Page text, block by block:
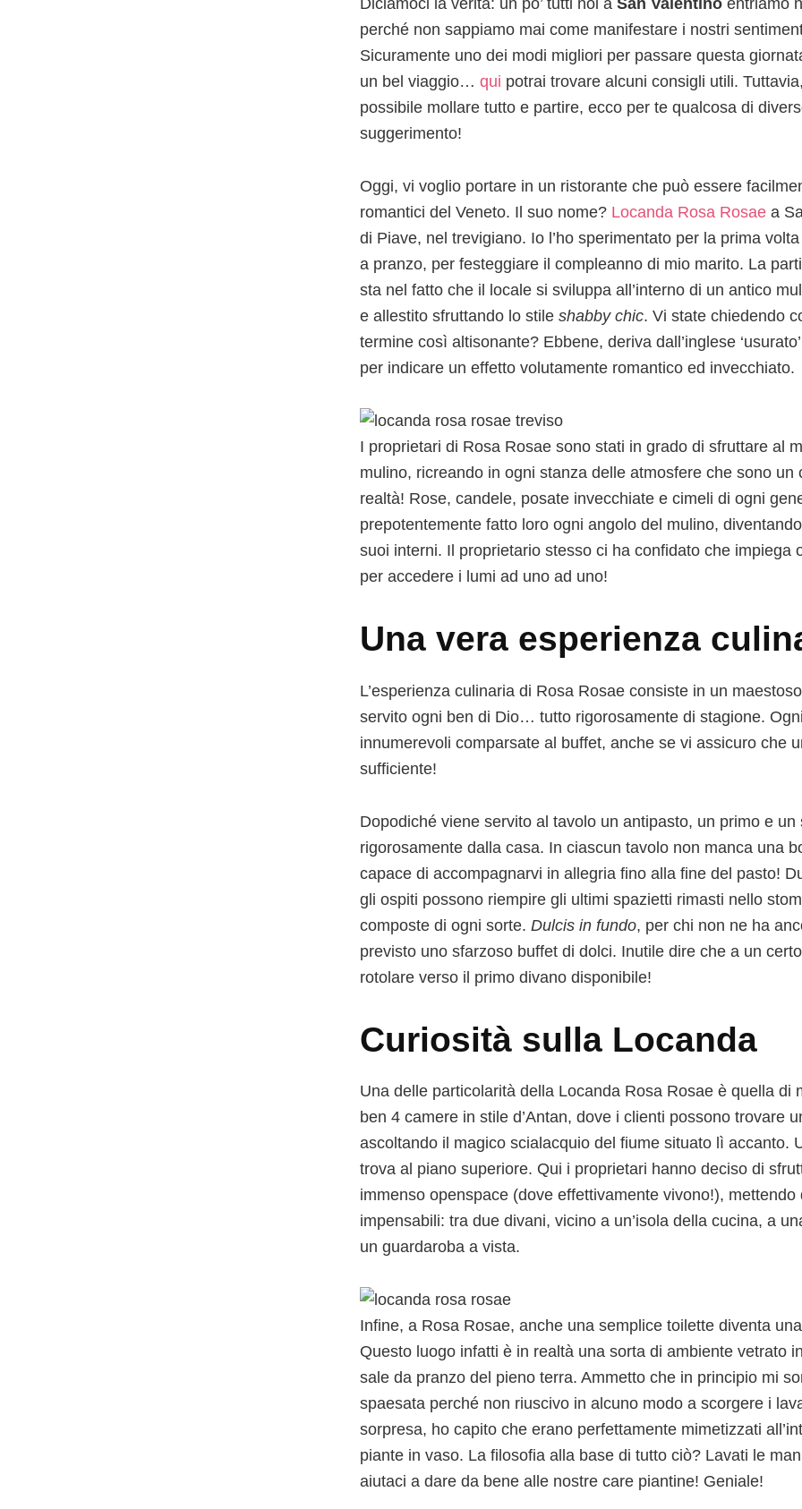
Diciamoci la verità: un po’ tutti noi a San Valentino entriamo
perché non sappiamo mai come manifestare i nostri
Sicuramente uno dei modi migliori per passare questa
un bel viaggio… qui potrai trovare alcuni consigli utili.
possibile mollare tutto e partire, ecco per te qualcosa di
suggerimento!
Oggi, vi voglio portare in un ristorante che può essere
romantici del Veneto. Il suo nome? Locanda Rosa Rosae a
di Piave, nel trevigiano. Io l’ho sperimentato per la prima
a pranzo, per festeggiare il compleanno di mio marito. La
sta nel fatto che il locale si sviluppa all’interno di un antico
e allestito sfruttando lo stile shabby chic. Vi state chiedendo
termine così altisonante? Ebbene, deriva dall’inglese
per indicare un effetto volutamente romantico ed invecchiato.
I proprietari di Rosa Rosae sono stati in grado di sfruttare al
mulino, ricreando in ogni stanza delle atmosfere che sono un
realtà! Rose, candele, posate invecchiate e cimeli di ogni
prepotentemente fatto loro ogni angolo del mulino,
suoi interni. Il proprietario stesso ci ha confidato che impiega
per accedere i lumi ad uno ad uno!
Una vera esperienza
L’esperienza culinaria di Rosa Rosae consiste in un maestoso
servito ogni ben di Dio… tutto rigorosamente di stagione.
innumerevoli comparsate al buffet, anche se vi assicuro che
sufficiente!
Dopodiché viene servito al tavolo un antipasto, un primo e un
rigorosamente dalla casa. In ciascun tavolo non manca una
capace di accompagnarvi in allegria fino alla fine del pasto!
gli ospiti possono riempire gli ultimi spazietti rimasti nello
composte di ogni sorte. Dulcis in fundo, per chi non ne ha
previsto uno sfarzoso buffet di dolci. Inutile dire che a un
rotolare verso il primo divano disponibile!
Curiosità sulla Locanda
Una delle particolarità della Locanda Rosa Rosae è quella di
ben 4 camere in stile d’Antan, dove i clienti possono trovare
ascoltando il magico scialacquio del fiume situato lì accanto.
trova al piano superiore. Qui i proprietari hanno deciso di
immenso openspace (dove effettivamente vivono!),
impensabili: tra due divani, vicino a un’isola della cucina, a
un guardaroba a vista.
Infine, a Rosa Rosae, anche una semplice toilette diventa
Questo luogo infatti è in realtà una sorta di ambiente vetrato
sale da pranzo del pieno terra. Ammetto che in principio mi
spaesata perché non riuscivo in alcuno modo a scorgere i
sorpresa, ho capito che erano perfettamente mimetizzati
piante in vaso. La filosofia alla base di tutto ciò? Lavati le
aiutaci a dare da bene alle nostre care piantine! Geniale!